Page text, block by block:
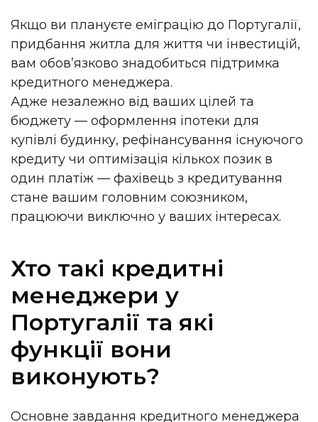
Якщо ви плануєте еміграцію до Португалії,
придбання житла для життя чи інвестицій,
вам обов’язково знадобиться підтримка
кредитного менеджера.
Адже незалежно від ваших цілей та
бюджету — оформлення іпотеки для
купівлі будинку, рефінансування існуючого
кредиту чи оптимізація кількох позик в
один платіж — фахівець з кредитування
стане вашим головним союзником,
працюючи виключно у ваших інтересах.
Хто такі кредитні
менеджери у
Португалії та які
функції вони
виконують?
Основне завдання кредитного менеджера